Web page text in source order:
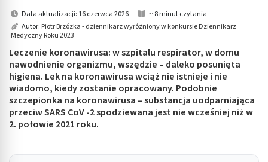
submenu: Kosmetyki
submenu: Higiena
submenu: Sprzęt medyczny
submenu: Intymne
submenu: Wellness
Data aktualizacji: 16 czerwca 2026
~ 8 minut czytania
Autor: Piotr Brzózka - dziennikarz wyróżniony w konkursie Dziennikarz
Medyczny Roku 2023
Leczenie koronawirusa: w szpitalu respirator, w domu
nawodnienie organizmu, wszędzie – daleko posunięta
higiena. Lek na koronawirusa wciąż nie istnieje i nie
wiadomo, kiedy zostanie opracowany. Podobnie
szczepionka na koronawirusa – substancja uodparniająca
przeciw SARS CoV -2 spodziewana jest nie wcześniej niż w
2. połowie 2021 roku.